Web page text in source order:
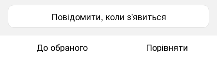
Повідомити, коли з'явиться
До обраного Порівняти